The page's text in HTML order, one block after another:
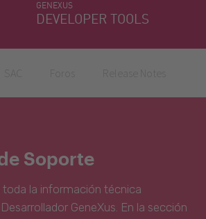
GENEXUS
DEVELOPER TOOLS
Soporte
la información técnica
GeneXus. En la sección